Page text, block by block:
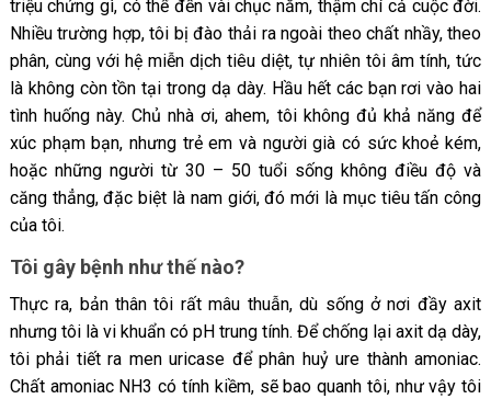
triệu chứng gì, có thể đến vài chục năm, thậm chí cả cuộc đời.
Nhiều trường hợp, tôi bị đào thải ra ngoài theo chất nhầy, theo
phân, cùng với hệ miễn dịch tiêu diệt, tự nhiên tôi âm tính, tức
là không còn tồn tại trong dạ dày. Hầu hết các bạn rơi vào hai
tình huống này. Chủ nhà ơi, ahem, tôi không đủ khả năng để
xúc phạm bạn, nhưng trẻ em và người già có sức khoẻ kém,
hoặc những người từ 30 – 50 tuổi sống không điều độ và
căng thẳng, đặc biệt là nam giới, đó mới là mục tiêu tấn công
của tôi.
Tôi gây bệnh như thế nào?
Thực ra, bản thân tôi rất mâu thuẫn, dù sống ở nơi đầy axit
nhưng tôi là vi khuẩn có pH trung tính. Để chống lại axit dạ dày,
tôi phải tiết ra men uricase để phân huỷ ure thành amoniac.
Chất amoniac NH3 có tính kiềm, sẽ bao quanh tôi, như vậy tôi